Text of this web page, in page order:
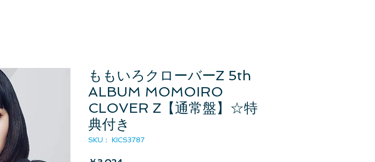
ももいろクローバーZ 5th
ALBUM MOMOIRO
CLOVER Z【通常盤】☆特
典付き
SKU： KICS3787